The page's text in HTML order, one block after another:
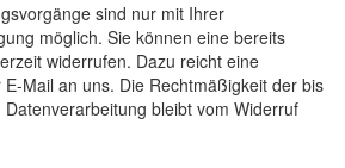
sind nur mit Ihrer
möglich. Sie können eine bereits
widerrufen. Dazu reicht eine
Mail an uns. Die Rechtmäßigkeit der bis
bleibt vom Widerruf